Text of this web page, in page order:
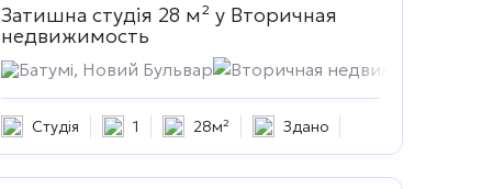
Затишна студія 28 м² у Вторичная
недвижимость
Батумі, Новий Бульвар Вторичная недвижимость
Студія 1 28м² Здано